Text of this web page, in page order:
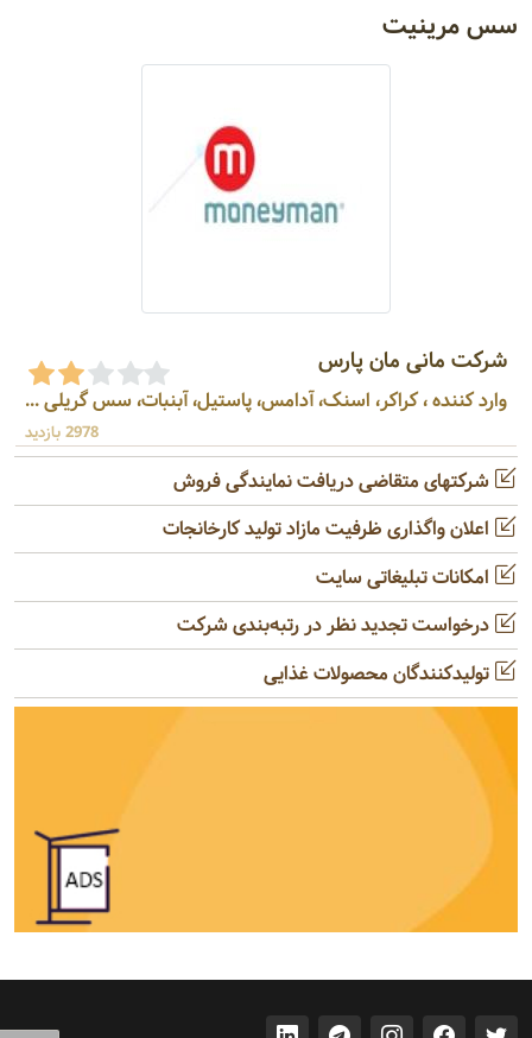
سس مرینیت
شرکت مانی مان پارس
وارد کننده ، کراکر، اسنک، آدامس، پاستیل، آبنبات، سس گریلی ...
2978 بازدید
شرکتهای متقاضی دریافت نمایندگی فروش
اعلان واگذاری ظرفیت مازاد تولید کارخانجات
امکانات تبلیغاتی سایت
درخواست تجدید نظر در رتبه‌بندی شرکت
تولیدکنندگان محصولات غذایی